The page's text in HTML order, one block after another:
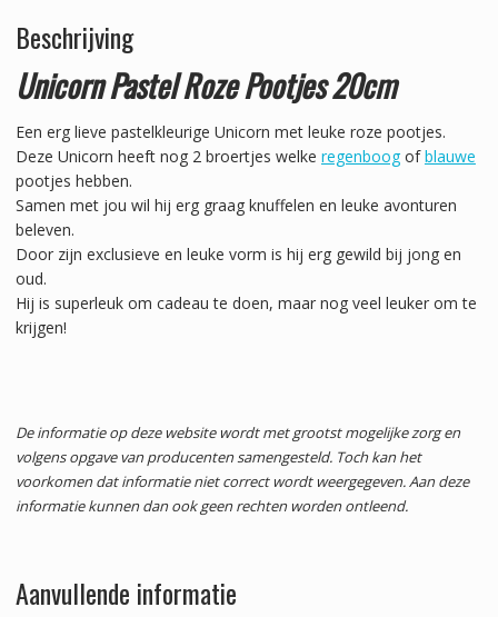
Beschrijving
Unicorn Pastel Roze Pootjes 20cm
Een erg lieve pastelkleurige Unicorn met leuke roze pootjes.
Deze Unicorn heeft nog 2 broertjes welke regenboogofblauwe
pootjes hebben.
Samen met jou wil hij erg graag knuffelen en leuke avonturen
beleven.
Door zijn exclusieve en leuke vorm is hij erg gewild bij jong en
oud.
Hij is superleuk om cadeau te doen, maar nog veel leuker om te
krijgen!
De informatie op deze website wordt met grootst mogelijke zorg en
volgens opgave van producenten samengesteld. Toch kan het
voorkomen dat informatie niet correct wordt weergegeven. Aan deze
informatie kunnen dan ook geen rechten worden ontleend.
Aanvullende informatie